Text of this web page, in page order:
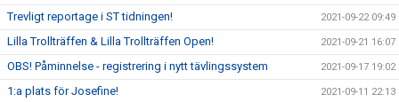
Trevligt reportage i ST tidningen! 2021-09-22 09:49
Lilla Trollträffen & Lilla Trollträffen Open! 2021-09-21 16:07
OBS! Påminnelse - registrering i nytt tävlingssystem 2021-09-17 19:02
1:a plats för Josefine! 2021-09-11 22:13